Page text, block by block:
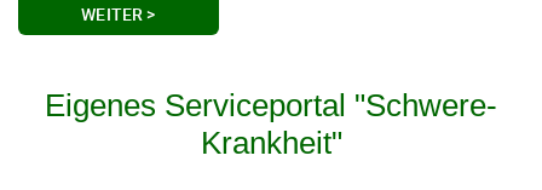
WEITER >
Eigenes Serviceportal "Schwere-
Krankheit"